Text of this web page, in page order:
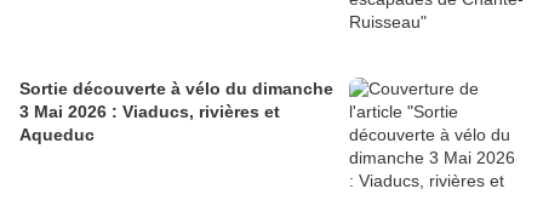
Sortie découverte à vélo du dimanche
3 Mai 2026 : Viaducs, rivières et
Aqueduc